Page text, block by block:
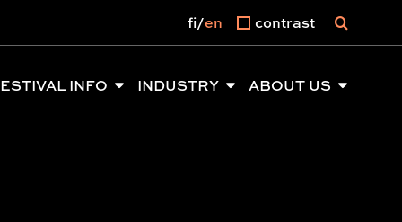
INFO INDUSTRY ABOUT US
fi en contrast